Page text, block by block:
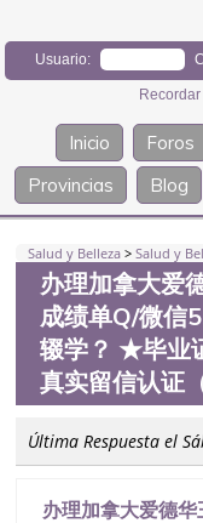
Usuario:
Inicio Foros
Provincias
Blog
Salud y Belleza >Salud y
办理加拿大爱
成绩单Q/微信
辍学？ ★毕业
真实留信认证
Última Respuesta el
办理加拿大爱德